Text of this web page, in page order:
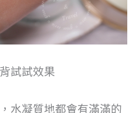
試試效果
水凝質地都會有滿滿的